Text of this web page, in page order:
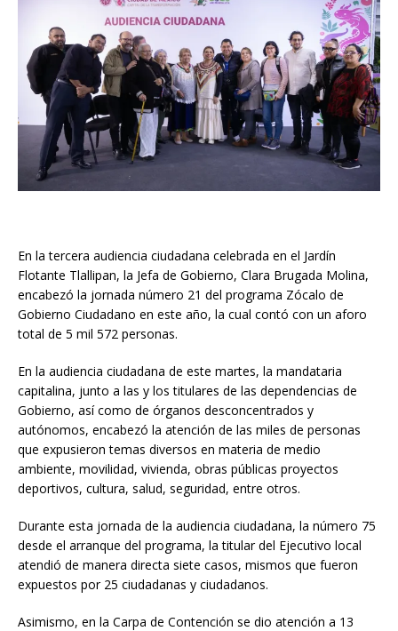
En la tercera audiencia ciudadana celebrada en el Jardín
Flotante Tlallipan, la Jefa de Gobierno, Clara Brugada Molina,
encabezó la jornada número 21 del programa Zócalo de
Gobierno Ciudadano en este año, la cual contó con un aforo
total de 5 mil 572 personas.
En la audiencia ciudadana de este martes, la mandataria
capitalina, junto a las y los titulares de las dependencias de
Gobierno, así como de órganos desconcentrados y
autónomos, encabezó la atención de las miles de personas
que expusieron temas diversos en materia de medio
ambiente, movilidad, vivienda, obras públicas proyectos
deportivos, cultura, salud, seguridad, entre otros.
Durante esta jornada de la audiencia ciudadana, la número 75
desde el arranque del programa, la titular del Ejecutivo local
atendió de manera directa siete casos, mismos que fueron
expuestos por 25 ciudadanas y ciudadanos.
Asimismo, en la Carpa de Contención se dio atención a 13